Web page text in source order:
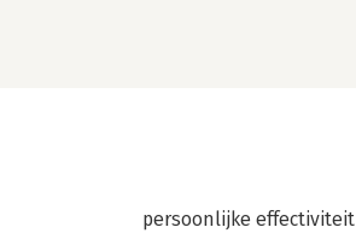
persoonlijke effectiviteit